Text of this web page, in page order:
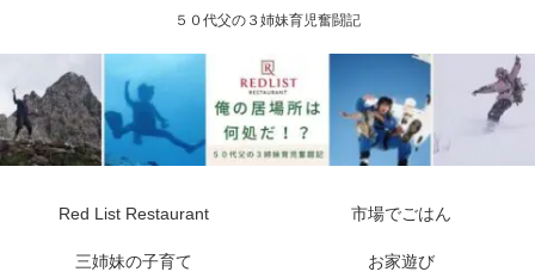
５０代父の３姉妹育児奮闘記
Red List Restaurant 市場でごはん
三姉妹の子育て お家遊び